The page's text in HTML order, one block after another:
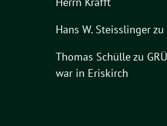
Hans W. Steisslingerzu
Thomas Schüllezu
war in Eriskirch